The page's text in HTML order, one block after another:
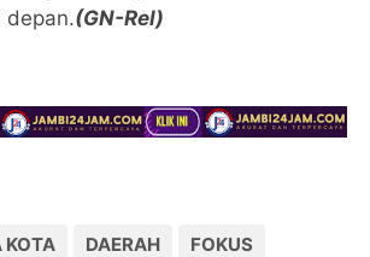
depan.(GN-Rel)
KOTA DAERAH
FOKUS